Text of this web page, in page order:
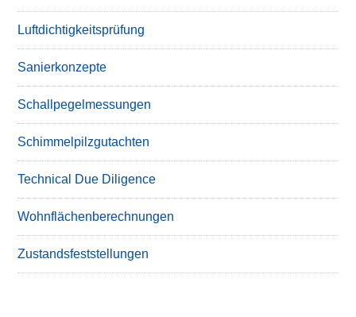
Luftdichtigkeitsprüfung
Sanierkonzepte
Schallpegelmessungen
Schimmelpilzgutachten
Technical Due Diligence
Wohnflächenberechnungen
Zustandsfeststellungen